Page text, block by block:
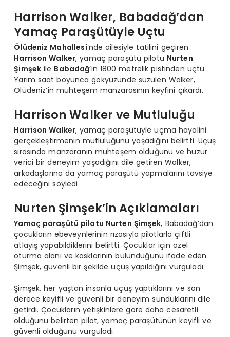
Harrison Walker, Babadağ’dan
Yamaç Paraşütüyle Uçtu
Ölüdeniz Mahallesi‘nde ailesiyle tatilini geçiren
Harrison Walker, yamaç paraşütü pilotu Nurten
Şimşek ile Babadağ‘ın 1800 metrelik pistinden uçtu.
Yarım saat boyunca gökyüzünde süzülen Walker,
Ölüdeniz’in muhteşem manzarasının keyfini çıkardı.
Harrison Walker ve Mutluluğu
Harrison Walker, yamaç paraşütüyle uçma hayalini
gerçekleştirmenin mutluluğunu yaşadığını belirtti. Uçuş
sırasında manzaranın muhteşem olduğunu ve huzur
verici bir deneyim yaşadığını dile getiren Walker,
arkadaşlarına da yamaç paraşütü yapmalarını tavsiye
edeceğini söyledi.
Nurten Şimşek’in Açıklamaları
Yamaç paraşütü pilotu Nurten Şimşek, Babadağ’dan
çocukların ebeveynlerinin rızasıyla pilotlarla çiftli
atlayış yapabildiklerini belirtti. Çocuklar için özel
oturma alanı ve kasklarının bulunduğunu ifade eden
Şimşek, güvenli bir şekilde uçuş yapıldığını vurguladı.
Şimşek, her yaştan insanla uçuş yaptıklarını ve son
derece keyifli ve güvenli bir deneyim sunduklarını dile
getirdi. Çocukların yetişkinlere göre daha cesaretli
olduğunu belirten pilot, yamaç paraşütünün keyifli ve
güvenli olduğunu vurguladı.